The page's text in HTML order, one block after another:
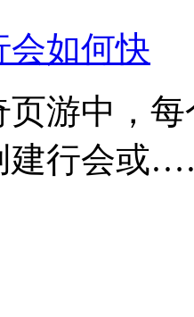
会如何快
中，每
建行会或